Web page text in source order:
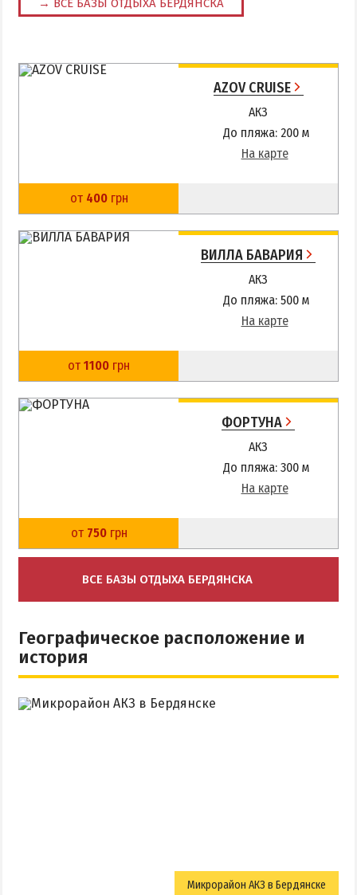
Зоопарк
Бердянские маяки
ЭКСКУРСИИ И МАРШРУТЫ
Маршрутки
РЕКОМЕНДАЦИИ ПО ВЫБОРУ ЖИЛЬЯ
Отдых зимой и в межсезонье
Недорогой отдых
Отдых с бассейном
Отдых на первой линии
Квартиры посуточно
→ ВСЕ БАЗЫ ОТДЫХА БЕРДЯНСКА
AZOV CRUISE
АКЗ
До пляжа: 200 м
На карте
от 400грн
ВИЛЛА БАВАРИЯ
АКЗ
До пляжа: 500 м
На карте
от 1100 грн
ФОРТУНА
АКЗ
До пляжа: 300 м
На карте
от 750грн
ВСЕ БАЗЫ ОТДЫХА БЕРДЯНСКА
Географическое расположение и
история
Микрорайон АКЗ в Бердянске